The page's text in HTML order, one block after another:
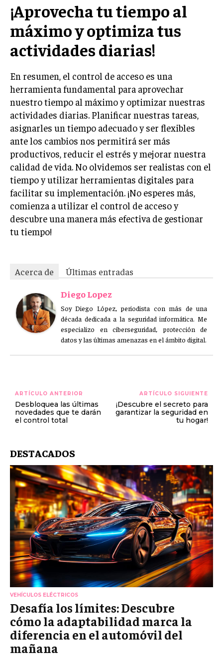
¡Aprovecha tu tiempo al
máximo y optimiza tus
actividades diarias!
En resumen, el control de acceso es una
herramienta fundamental para aprovechar
nuestro tiempo al máximo y optimizar nuestras
actividades diarias. Planificar nuestras tareas,
asignarles un tiempo adecuado y ser flexibles
ante los cambios nos permitirá ser más
productivos, reducir el estrés y mejorar nuestra
calidad de vida. No olvidemos ser realistas con el
tiempo y utilizar herramientas digitales para
facilitar su implementación. ¡No esperes más,
comienza a utilizar el control de acceso y
descubre una manera más efectiva de gestionar
tu tiempo!
Acerca de
Últimas entradas
Diego Lopez
Soy Diego López, periodista con más de una
década dedicada a la seguridad informática. Me
especializo en ciberseguridad, protección de
datos y las últimas amenazas en el ámbito digital.
ARTÍCULO ANTERIOR
Desbloquea las últimas
novedades que te darán
el control total
ARTÍCULO SIGUIENTE
¡Descubre el secreto para
garantizar la seguridad en
tu hogar!
DESTACADOS
VEHÍCULOS ELÉCTRICOS
Desafía los límites: Descubre
cómo la adaptabilidad marca la
diferencia en el automóvil del
mañana